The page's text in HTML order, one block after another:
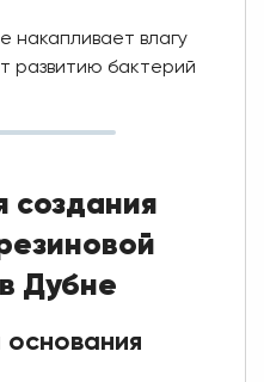
накапливает влагу
развитию бактерий
создания
Дубне
основания